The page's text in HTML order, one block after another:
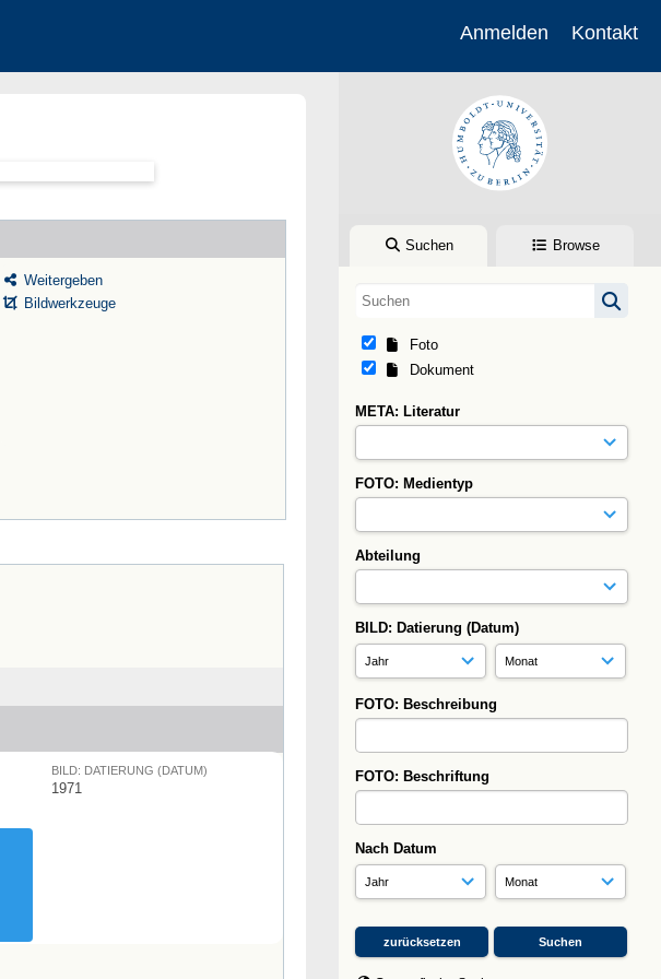
Anmelden Kontakt
Suchen Browse
Foto
Dokument
META: Literatur
FOTO: Medientyp
Abteilung
BILD: Datierung (Datum)
FOTO: Beschreibung
FOTO: Beschriftung
Nach Datum
Weitergeben
Bildwerkzeuge
BILD: DATIERUNG (DATUM)
1971